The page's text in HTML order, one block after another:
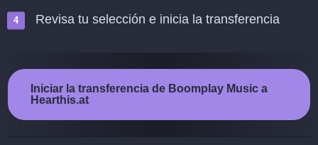
Revisa tu selección e inicia la transferencia
Iniciar la transferencia de Boomplay Music a
Hearthis.at